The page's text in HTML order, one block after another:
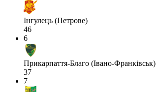
Інгулець (Петрове)
46
6
Прикарпаття-Благо (Івано-Франківськ)
37
7